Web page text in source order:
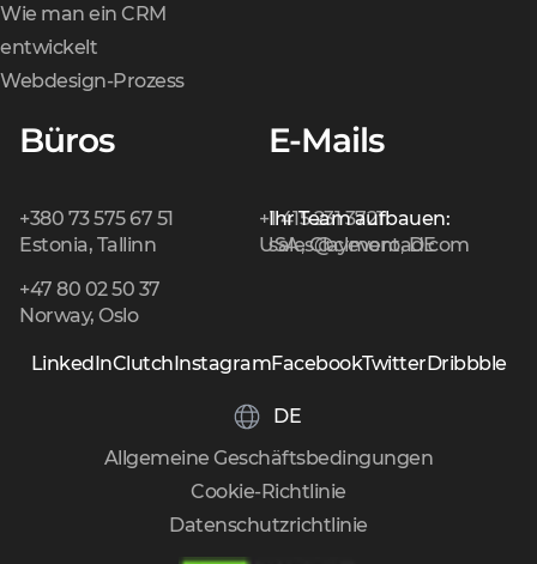
Wie man ein CRM
entwickelt
Webdesign-Prozess
Büros
+380 73 575 67 51
Estonia, Tallinn
+1 415 231 3721
USA, Claymont, DE
+47 80 02 50 37
Norway, Oslo
E-Mails
Ihr Team aufbauen:
sales@cleveroad.com
DE
LinkedInClutchInstagramFacebookTwitterDribbble
Datenschutzrichtlinie
Cookie-Richtlinie
Allgemeine Geschäftsbedingungen